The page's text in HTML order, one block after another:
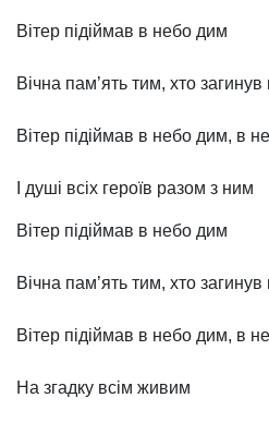
Вітер підіймав в небо дим
Вічна пам’ять тим, хто
Вітер підіймав в небо дим, в
І душі всіх героїв разом з ним
Вітер підіймав в небо дим
Вічна пам’ять тим, хто
Вітер підіймав в небо дим, в
На згадку всім живим